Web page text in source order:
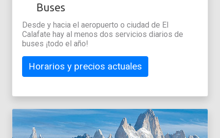
Buses
Desde y hacia el aeropuerto o ciudad de El
Calafate hay al menos dos servicios diarios de
buses ¡todo el año!
Horarios y precios actuales